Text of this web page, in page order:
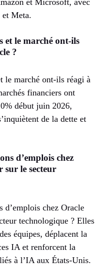
et Microsoft, avec
et Meta.
et le marché ont-ils
?
le marché ont-ils réagi à
financiers ont
début juin 2026,
de la dette et
d’emplois chez
sur le secteur
d’emplois chez Oracle
technologique ? Elles
équipes, déplacent la
IA et renforcent la
à l’IA aux États-Unis.